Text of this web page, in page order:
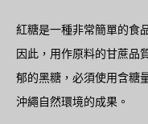
紅糖是一種非常簡單的食
因此，用作原料的甘蔗品
郁的黑糖，必須使用含糖
沖繩自然環境的成果。